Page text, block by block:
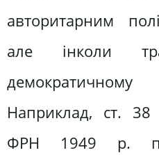
авторитарним
але інколи
Наприклад, ст. 38
ФРН 1949 р.